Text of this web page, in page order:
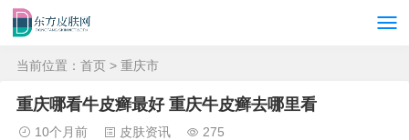
当前位置： 首页 > 重庆市
重庆哪看牛皮癣最好 重庆牛皮癣去哪里看
10个月前 皮肤资讯 275